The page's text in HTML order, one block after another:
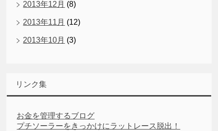
2013年12月 (8)
2013年11月 (12)
2013年10月 (3)
リンク集
お金を管理するブログ
プチソーラーをきっかけにラットレース脱出！